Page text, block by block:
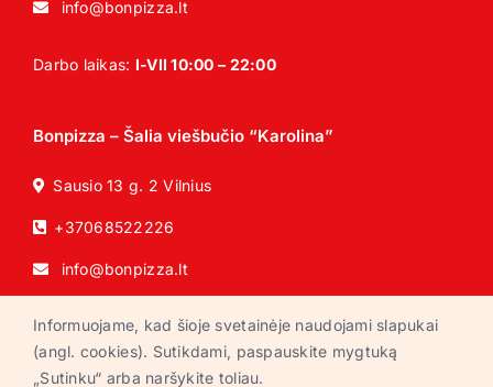
info@bonpizza.lt
Darbo laikas: I-VII 10:00 – 22:00
Bonpizza – Šalia viešbučio “Karolina”
Sausio 13 g. 2 Vilnius
+37068522226
info@bonpizza.lt
Darbo laikas:I-VII 10:00 – 22:00
Informuojame, kad šioje svetainėje naudojami slapukai
(angl. cookies). Sutikdami, paspauskite mygtuką
„Sutinku“ arba naršykite toliau.